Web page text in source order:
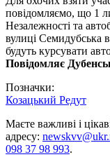
повідомляємо, що 1
Незалежності та
вулиці Семидубська
будуть курсувати
Повідомляє
Позначки:
Козацький Редут
Маєте важливі і
адресу:
098 37 98 993.